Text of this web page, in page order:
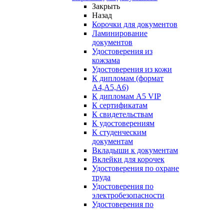
Закрыть
Назад
Корочки для документов
Ламинирование
документов
Удостоверения из
кожзама
Удостоверения из кожи
К дипломам (формат
А4,А5,А6)
К дипломам А5 VIP
К сертификатам
К свидетельствам
К удостоверениям
К студенческим
документам
Вкладыши к документам
Вклейки для корочек
Удостоверения по охране
труда
Удостоверения по
электробезопасности
Удостоверения по